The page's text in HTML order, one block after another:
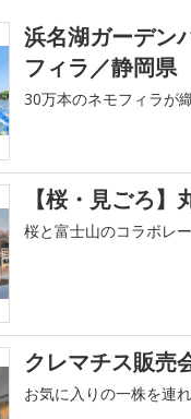
浜名湖ガーデン
フィラ／静岡県
30万本のネモフィラが
【桜・見ごろ
桜と富士山のコラボレ
クレマチス販売
お気に入りの一株を連